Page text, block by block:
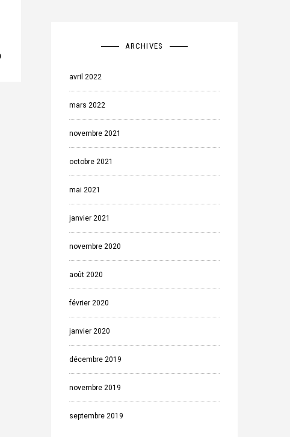
ARCHIVES
avril 2022
mars 2022
novembre 2021
octobre 2021
mai 2021
janvier 2021
novembre 2020
août 2020
février 2020
janvier 2020
décembre 2019
novembre 2019
septembre 2019